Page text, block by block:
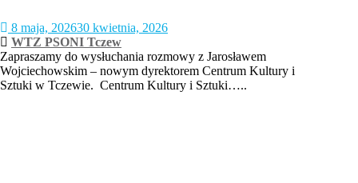
8 maja, 202630 kwietnia, 2026
WTZ PSONI Tczew
Zapraszamy do wysłuchania rozmowy z Jarosławem
Wojciechowskim – nowym dyrektorem Centrum Kultury i
Sztuki w Tczewie. Centrum Kultury i Sztuki…..